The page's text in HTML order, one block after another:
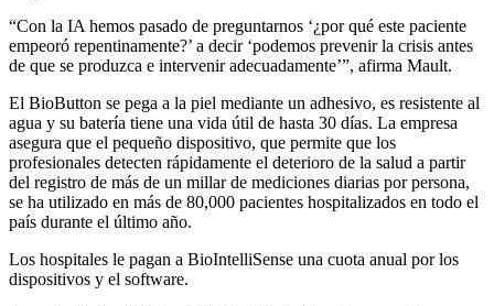
“Con la IA hemos pasado de preguntarnos ‘¿por qué este paciente
empeoró repentinamente?’ a decir ‘podemos prevenir la crisis antes
de que se produzca e intervenir adecuadamente’”, afirma Mault.
El BioButton se pega a la piel mediante un adhesivo, es resistente al
agua y su batería tiene una vida útil de hasta 30 días. La empresa
asegura que el pequeño dispositivo, que permite que los
profesionales detecten rápidamente el deterioro de la salud a partir
del registro de más de un millar de mediciones diarias por persona,
se ha utilizado en más de 80,000 pacientes hospitalizados en todo el
país durante el último año.
Los hospitales le pagan a BioIntelliSense una cuota anual por los
dispositivos y el software.